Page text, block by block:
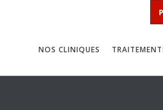
NOS CLINIQUES